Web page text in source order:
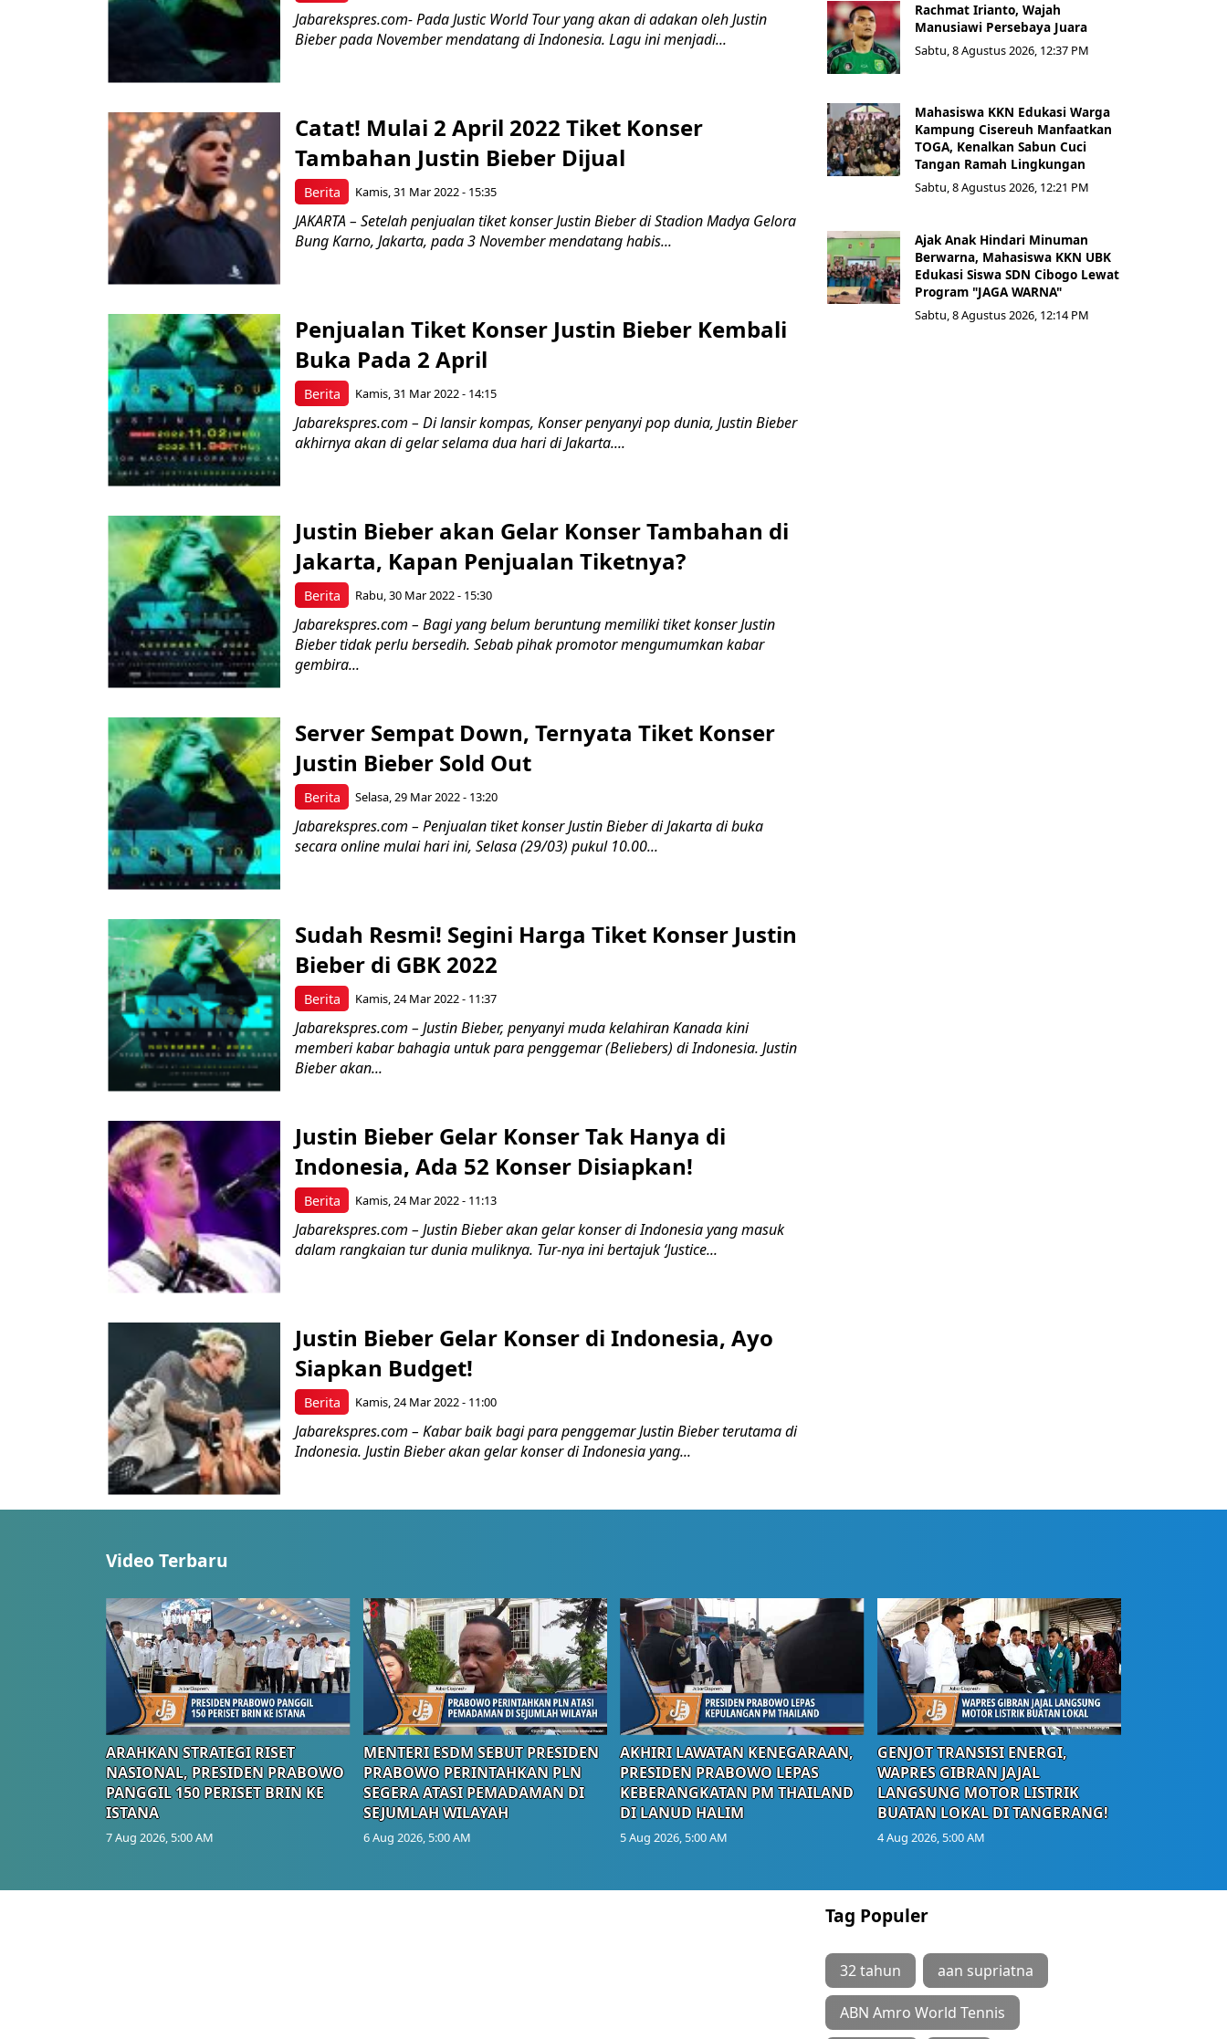
Jabarekspres.com- Pada Justic World Tour yang akan di adakan oleh Justin
Bieber pada November mendatang di Indonesia. Lagu ini menjadi...
Berita
Catat! Mulai 2 April 2022 Tiket Konser
Tambahan Justin Bieber Dijual
Kamis, 31 Mar 2022 - 15:35
JAKARTA – Setelah penjualan tiket konser Justin Bieber di Stadion Madya Gelora
Bung Karno, Jakarta, pada 3 November mendatang habis...
Berita
Penjualan Tiket Konser Justin Bieber Kembali
Buka Pada 2 April
Kamis, 31 Mar 2022 - 14:15
Jabarekspres.com – Di lansir kompas, Konser penyanyi pop dunia, Justin Bieber
akhirnya akan di gelar selama dua hari di Jakarta....
Berita
Justin Bieber akan Gelar Konser Tambahan di
Jakarta, Kapan Penjualan Tiketnya?
Rabu, 30 Mar 2022 - 15:30
Jabarekspres.com – Bagi yang belum beruntung memiliki tiket konser Justin
Bieber tidak perlu bersedih. Sebab pihak promotor mengumumkan kabar
gembira...
Berita
Server Sempat Down, Ternyata Tiket Konser
Justin Bieber Sold Out
Selasa, 29 Mar 2022 - 13:20
Jabarekspres.com – Penjualan tiket konser Justin Bieber di Jakarta di buka
secara online mulai hari ini, Selasa (29/03) pukul 10.00...
Berita
Sudah Resmi! Segini Harga Tiket Konser Justin
Bieber di GBK 2022
Kamis, 24 Mar 2022 - 11:37
Jabarekspres.com – Justin Bieber, penyanyi muda kelahiran Kanada kini
memberi kabar bahagia untuk para penggemar (Beliebers) di Indonesia. Justin
Bieber akan...
Berita
Justin Bieber Gelar Konser Tak Hanya di
Indonesia, Ada 52 Konser Disiapkan!
Kamis, 24 Mar 2022 - 11:13
Jabarekspres.com – Justin Bieber akan gelar konser di Indonesia yang masuk
dalam rangkaian tur dunia muliknya. Tur-nya ini bertajuk ‘Justice...
Berita
Justin Bieber Gelar Konser di Indonesia, Ayo
Siapkan Budget!
Kamis, 24 Mar 2022 - 11:00
Jabarekspres.com – Kabar baik bagi para penggemar Justin Bieber terutama di
Indonesia. Justin Bieber akan gelar konser di Indonesia yang...
Rachmat Irianto, Wajah
Manusiawi Persebaya Juara
Sabtu, 8 Agustus 2026, 12:37 PM
Mahasiswa KKN Edukasi Warga
Kampung Cisereuh Manfaatkan
TOGA, Kenalkan Sabun Cuci
Tangan Ramah Lingkungan
Sabtu, 8 Agustus 2026, 12:21 PM
Ajak Anak Hindari Minuman
Berwarna, Mahasiswa KKN UBK
Edukasi Siswa SDN Cibogo Lewat
Program "JAGA WARNA"
Sabtu, 8 Agustus 2026, 12:14 PM
Video Terbaru
ARAHKAN STRATEGI RISET
NASIONAL, PRESIDEN PRABOWO
PANGGIL 150 PERISET BRIN KE
ISTANA
7 Aug 2026, 5:00 AM
MENTERI ESDM SEBUT PRESIDEN
PRABOWO PERINTAHKAN PLN
SEGERA ATASI PEMADAMAN DI
SEJUMLAH WILAYAH
6 Aug 2026, 5:00 AM
AKHIRI LAWATAN KENEGARAAN,
PRESIDEN PRABOWO LEPAS
KEBERANGKATAN PM THAILAND
DI LANUD HALIM
5 Aug 2026, 5:00 AM
GENJOT TRANSISI ENERGI,
WAPRES GIBRAN JAJAL
LANGSUNG MOTOR LISTRIK
BUATAN LOKAL DI TANGERANG!
4 Aug 2026, 5:00 AM
Tag Populer
32 tahun aan supriatna
ABN Amro World Tennis